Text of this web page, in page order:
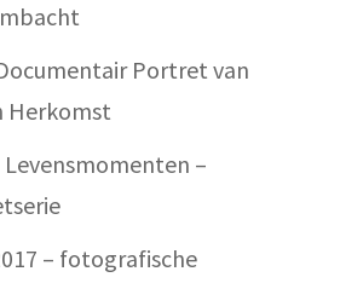
Portret van
Herkomst
–
– fotografische